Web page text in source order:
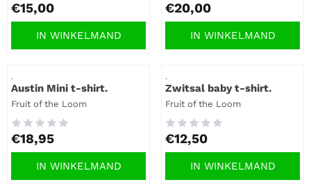
Prijs: 15,00
€15,00
IN WINKELMAND
Prijs: 20,00
€20,00
IN WINKELMAND
.
Austin Mini t-shirt.
Merk:
Fruit of the Loom
Prijs: 18,95
€18,95
IN WINKELMAND
.
Zwitsal baby t-shirt.
Merk:
Fruit of the Loom
Prijs: 12,50
€12,50
IN WINKELMAND